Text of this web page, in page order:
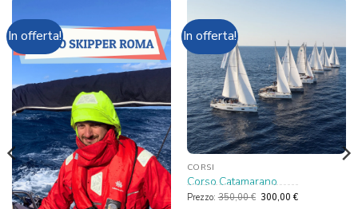
In offerta! In offerta!
CORSI
Corso Catamarano
Prezzo:350,00€ Il
prezzo
300,00€Il
prezzo